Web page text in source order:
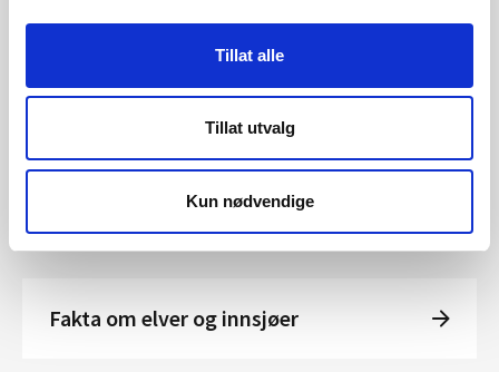
Tillat alle
Tillat utvalg
Kun nødvendige
Forskning
Elver
Fakta om elver og innsjøer